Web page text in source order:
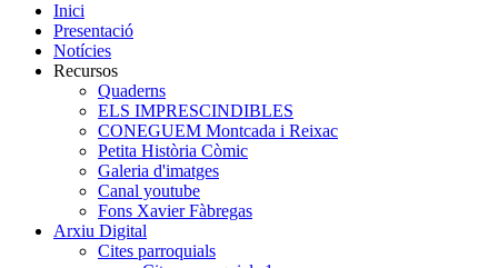
Inici
Presentació
Notícies
Recursos
Quaderns
ELS IMPRESCINDIBLES
CONEGUEM Montcada i Reixac
Petita Història Còmic
Galeria d'imatges
Canal youtube
Fons Xavier Fàbregas
Arxiu Digital
Cites parroquials